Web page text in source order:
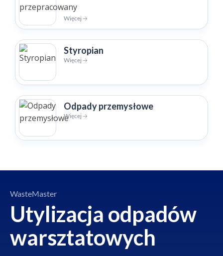
Więcej 🡢
Styropian
Więcej 🡢
Odpady przemysłowe
Więcej 🡢
WasteMaster
Utylizacja odpadów
warsztatowych